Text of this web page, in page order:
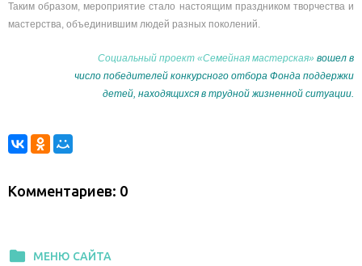
Таким образом, мероприятие стало настоящим праздником творчества и
мастерства, объединившим людей разных поколений.
Социальный проект «Семейная мастерская» вошел в
число победителей конкурсного отбора Фонда поддержки
детей, находящихся в трудной жизненной ситуации.
Комментариев: 0
folder МЕНЮ САЙТА